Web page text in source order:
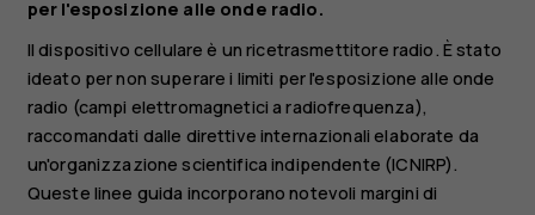
2017
per l'esposizione alle onde radio.
Il dispositivo cellulare è un ricetrasmettitore radio. È stato
ideato per non superare i limiti per l'esposizione alle onde
radio (campi elettromagnetici a radiofrequenza),
raccomandati dalle direttive internazionali elaborate da
un'organizzazione scientifica indipendente (ICNIRP).
Queste linee guida incorporano notevoli margini di